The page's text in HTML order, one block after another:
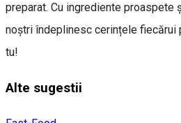
preparat. Cu ingrediente proaspete
noștri îndeplinesc cerințele
tu!
Alte sugestii